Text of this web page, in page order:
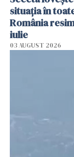
situația în
România
iulie
03 AUGUST 2026